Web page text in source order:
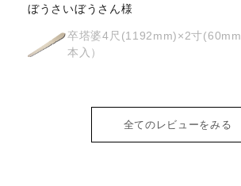
osyoh様
経木塔婆・水塔婆五輪型１尺
全てのレビューをみる